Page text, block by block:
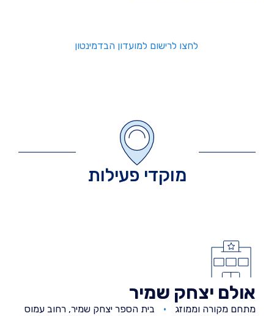
מוקדי פעילות
אולם יצחק שמיר
מתחם מקורה וממוזג
בית הספר יצחק שמיר, רחוב עמוס